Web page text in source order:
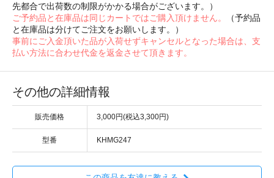
先都合で出荷数の制限がかかる場合がございます。）
ご予約品と在庫品は同じカートではご購入頂けません。
（予約品
と在庫品は分けてご注文をお願いします。）
事前にご入金頂いた品が入荷せずキャンセルとなった場合は、支
払い方法に合わせ代金を返金させて頂きます。
その他の詳細情報
販売価格 3,000円(税込3,300円)
型番 KHMG247